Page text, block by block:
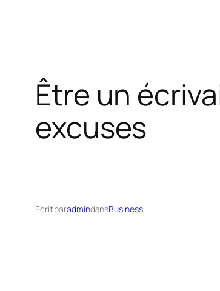
Être un
excuses
Écrit paradmindansBusiness